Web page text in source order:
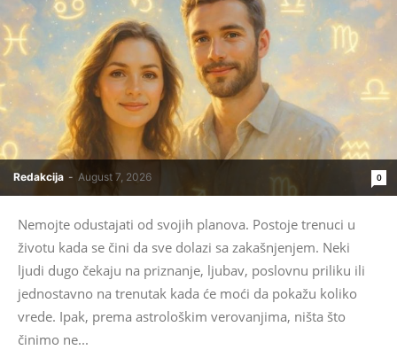
Redakcija - August 7, 2026 0
Nemojte odustajati od svojih planova. Postoje trenuci u
životu kada se čini da sve dolazi sa zakašnjenjem. Neki
ljudi dugo čekaju na priznanje, ljubav, poslovnu priliku ili
jednostavno na trenutak kada će moći da pokažu koliko
vrede. Ipak, prema astrološkim verovanjima, ništa što
činimo ne...